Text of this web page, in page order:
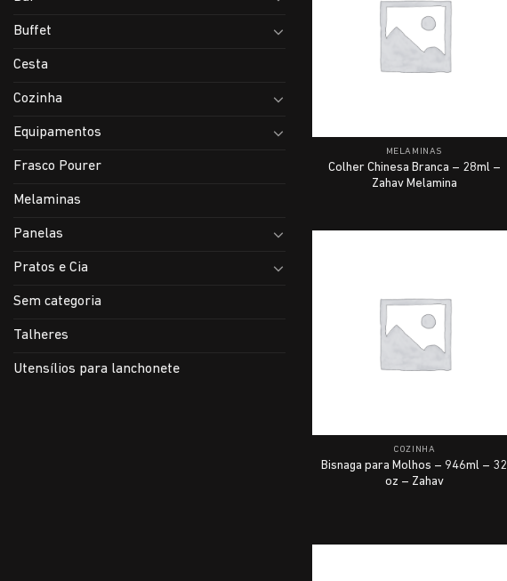
Buffet
Cesta
Cozinha
Equipamentos
Frasco Pourer
Melaminas
Panelas
Pratos e Cia
Sem categoria
Talheres
Utensílios para lanchonete
MELAMINAS
Colher Chinesa Branca – 28ml –
Zahav Melamina
COZINHA
Bisnaga para Molhos – 946ml – 32
oz – Zahav